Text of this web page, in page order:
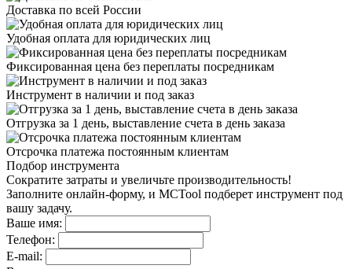
Доставка по всей России
Удобная оплата для юридических лиц
Фиксированная цена без переплаты посредникам
Инструмент в наличии и под заказ
Отгрузка за 1 день, выставление счета в день заказа
Отсрочка платежа постоянным клиентам
Подбор инструмента
Сократите затраты и увеличьте производительность!
Заполните онлайн-форму, и MCTool подберет инструмент под
вашу задачу.
Ваше имя:
Телефон:
E-mail: